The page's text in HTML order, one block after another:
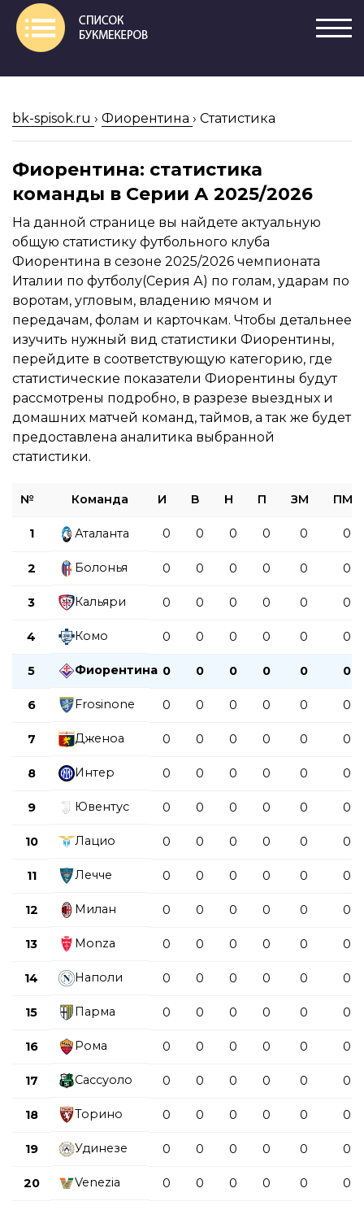
bk-spisok.ru › Фиорентина › Статистика
Фиорентина: статистика
команды в Серии А 2025/2026
На данной странице вы найдете актуальную
общую статистику футбольного клуба
Фиорентина в сезоне 2025/2026 чемпионата
Италии по футболу(Серия А) по голам, ударам по
воротам, угловым, владению мячом и
передачам, фолам и карточкам. Чтобы детальнее
изучить нужный вид статистики Фиорентины,
перейдите в соответствующую категорию, где
статистические показатели Фиорентины будут
рассмотрены подробно, в разрезе выездных и
домашних матчей команд, таймов, а так же будет
предоставлена аналитика выбранной
статистики.
№ Команда И В Н П ЗМ ПМ
1 Аталанта 0 0 0 0 0 0
2 Болонья 0 0 0 0 0 0
3 Кальяри 0 0 0 0 0 0
4 Комо 0 0 0 0 0 0
5 Фиорентина 0 0 0 0 0 0
6 Frosinone 0 0 0 0 0 0
7 Дженоа 0 0 0 0 0 0
8 Интер 0 0 0 0 0 0
9 Ювентус 0 0 0 0 0 0
10 Лацио 0 0 0 0 0 0
11 Лечче 0 0 0 0 0 0
12 Милан 0 0 0 0 0 0
13 Monza 0 0 0 0 0 0
14 Наполи 0 0 0 0 0 0
15 Парма 0 0 0 0 0 0
16 Рома 0 0 0 0 0 0
17 Сассуоло 0 0 0 0 0 0
18 Торино 0 0 0 0 0 0
19 Удинезе 0 0 0 0 0 0
20 Venezia 0 0 0 0 0 0